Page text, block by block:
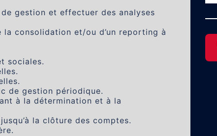
gestion et effectuer des analyses
consolidation et/ou d’un reporting à
sociales.
de gestion périodique.
à la détermination et à la
la clôture des comptes.